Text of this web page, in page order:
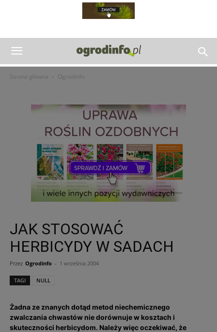
Strona główna Ogrodinfo
JAK STOSOWAĆ
HERBICYDY W SADACH
Przez Ogrodinfo - 1 września 2004
TAGI NULL
Żadna ze znanych dotąd metod niechemicznego
zwalczania chwastów nie dorównuje w kosztach i
skuteczności herbicydom. Należy więc oczekiwać, że